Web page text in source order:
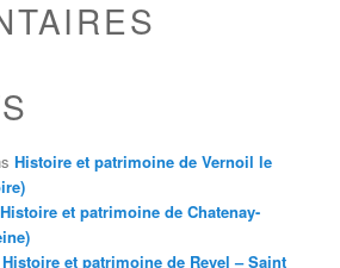
Histoire et patrimoine de Vernoil le
Histoire et patrimoine de Chatenay-
Histoire et patrimoine de Revel – Saint